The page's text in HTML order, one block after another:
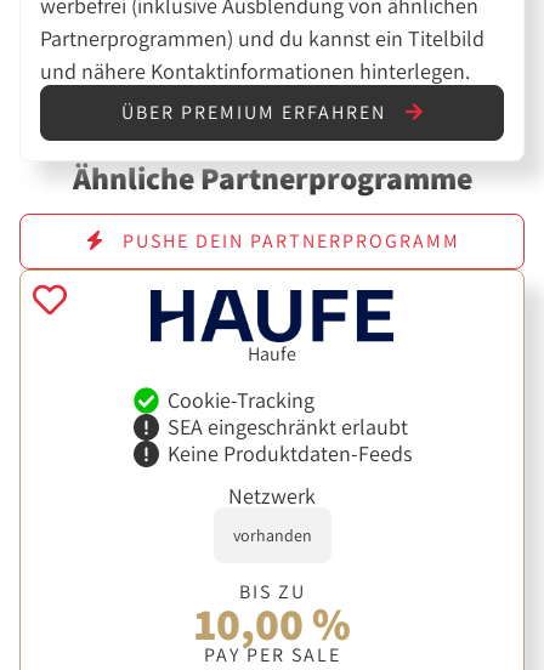
werbefrei (inklusive Ausblendung von ähnlichen
Partnerprogrammen) und du kannst ein Titelbild
und nähere Kontaktinformationen hinterlegen.
ÜBER PREMIUM ERFAHREN
Ähnliche Partnerprogramme
PUSHE DEIN PARTNERPROGRAMM
Haufe
Cookie-Tracking
SEA eingeschränkt erlaubt
Keine Produktdaten-Feeds
Netzwerk
vorhanden
BIS ZU
10,00 %
PAY PER SALE